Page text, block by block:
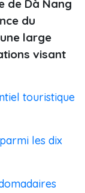
de Dà Nang
du
large
visant
touristique
les dix